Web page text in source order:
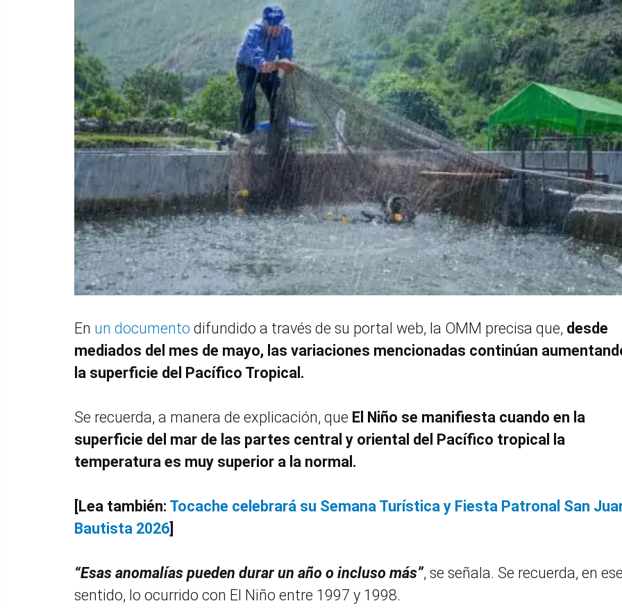
En un documento difundido a través de su portal web, la OMM precisa que, desde
mediados del mes de mayo, las variaciones mencionadas continúan
la superficie del Pacífico Tropical.
Se recuerda, a manera de explicación, que El Niño se manifiesta cuando en la
superficie del mar de las partes central y oriental del Pacífico tropical la
temperatura es muy superior a la normal.
[Lea también: Tocache celebrará su Semana Turística y Fiesta Patronal San
Bautista 2026]
“Esas anomalías pueden durar un año o incluso más”, se señala. Se recuerda, en
sentido, lo ocurrido con El Niño entre 1997 y 1998.